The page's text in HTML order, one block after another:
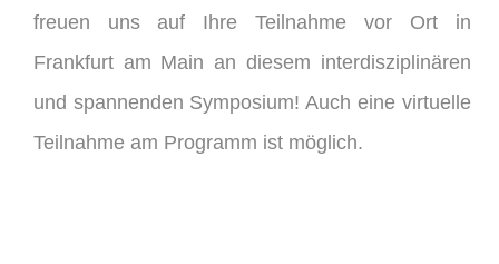
freuen uns auf Ihre Teilnahme vor Ort in
Frankfurt am Main an diesem interdisziplinären
und spannenden Symposium! Auch eine virtuelle
Teilnahme am Programm ist möglich.